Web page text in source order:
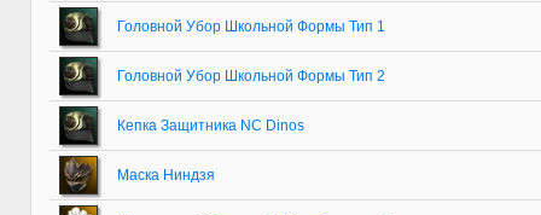
Головной Убор Школьной Формы Тип 1
Головной Убор Школьной Формы Тип 2
Кепка Защитника NC Dinos
Маска Ниндзя